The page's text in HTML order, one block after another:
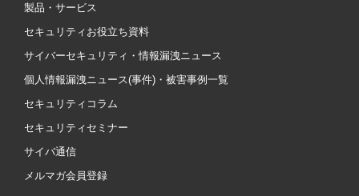
製品・サービス
セキュリティお役立ち資料
サイバーセキュリティ・情報漏洩ニュース
個人情報漏洩ニュース(事件)・被害事例一覧
セキュリティコラム
セキュリティセミナー
サイバ通信
メルマガ会員登録